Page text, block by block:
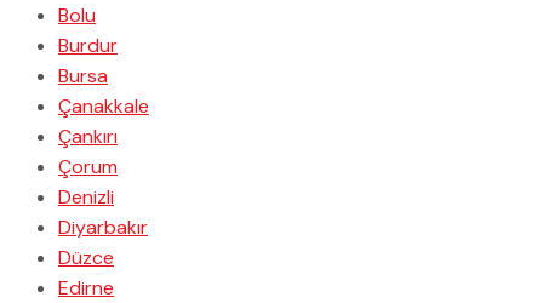
Bolu
Burdur
Bursa
Çanakkale
Çankırı
Çorum
Denizli
Diyarbakır
Düzce
Edirne